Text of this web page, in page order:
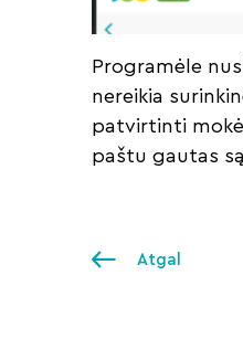
Programėle
nereikia
patvirtinti
paštu gautas
Atgal